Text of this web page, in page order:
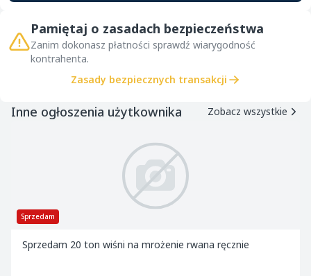
Pamiętaj o zasadach bezpieczeństwa
Zanim dokonasz płatności sprawdź wiarygodność
kontrahenta.
Zasady bezpiecznych transakcji
Inne ogłoszenia użytkownika Zobacz wszystkie
Sprzedam
Sprzedam 20 ton wiśni na mrożenie rwana ręcznie